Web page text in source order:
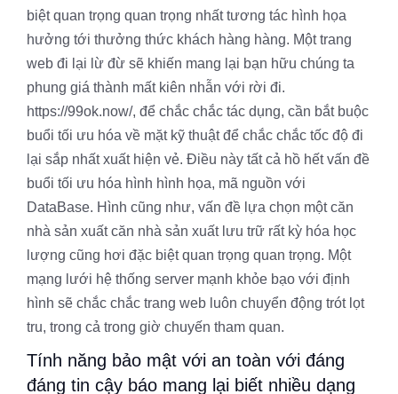
biệt quan trọng quan trọng nhất tương tác hình họa
hưởng tới thưởng thức khách hàng hàng. Một trang
web đi lại lừ đừ sẽ khiến mang lại bạn hữu chúng ta
phung giá thành mất kiên nhẫn với rời đi.
https://99ok.now/, để chắc chắc tác dụng, cần bắt buộc
buổi tối ưu hóa về mặt kỹ thuật để chắc chắc tốc độ đi
lại sắp nhất xuất hiện vẻ. Điều này tất cả hồ hết vấn đề
buổi tối ưu hóa hình hình họa, mã nguồn với
DataBase. Hình cũng như, vấn đề lựa chọn một căn
nhà sản xuất căn nhà sản xuất lưu trữ rất kỳ hóa học
lượng cũng hơi đặc biệt quan trọng quan trọng. Một
mạng lưới hệ thống server mạnh khỏe bạo với định
hình sẽ chắc chắc trang web luôn chuyển động trót lọt
tru, trong cả trong giờ chuyến tham quan.
Tính năng bảo mật với an toàn với đáng
đáng tin cậy báo mang lại biết nhiều dạng